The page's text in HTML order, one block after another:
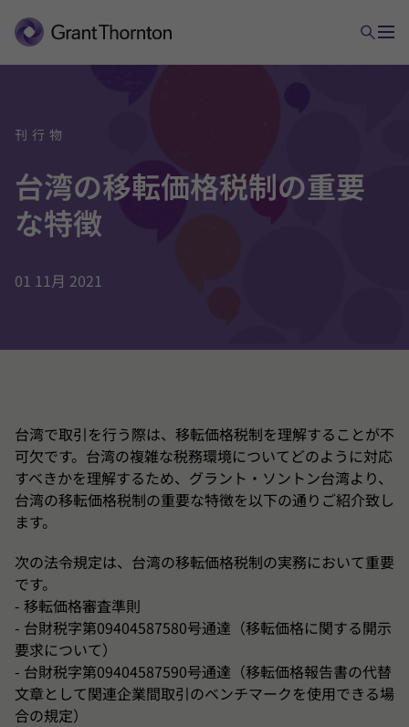
税務監査
税務訴訟
租税条約に関する申請
外国籍個人総合所得税申告
刊行物
台湾の移転価格税制の重要
な特徴
01 11月 2021
台湾で取引を行う際は、移転価格税制を理解することが不
可欠です。台湾の複雑な税務環境についてどのように対応
すべきかを理解するため、グラント・ソントン台湾より、
台湾の移転価格税制の重要な特徴を以下の通りご紹介致し
ます。
次の法令規定は、台湾の移転価格税制の実務において重要
です。
- 移転価格審査準則
- 台財税字第09404587580号通達（移転価格に関する開示
要求について）
- 台財税字第09404587590号通達（移転価格報告書の代替
文章として関連企業間取引のベンチマークを使用できる場
合の規定）